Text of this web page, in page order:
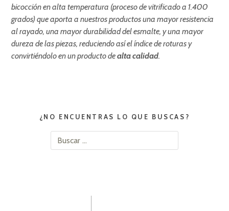
bicocción en alta temperatura (proceso de vitrificado a 1.400
grados) que aporta a nuestros productos una mayor resistencia
al rayado, una mayor durabilidad del esmalte, y una mayor
dureza de las piezas, reduciendo así el índice de roturas y
convirtiéndolo en un producto dealta calidad.
¿NO ENCUENTRAS LO QUE BUSCAS?